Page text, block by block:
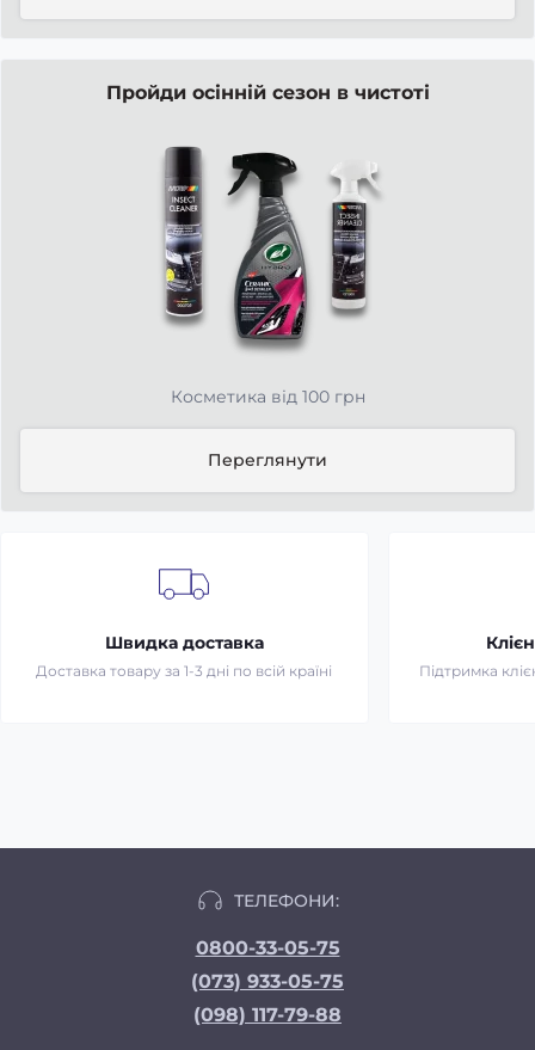
Пройди осінній сезон в чистоті
Косметика від 100 грн
Переглянути
Швидка доставка
Доставка товару за 1-3 дні по всій країні Підтримка
ТЕЛЕФОНИ:
0800-33-05-75
(073) 933-05-75
(098) 117-79-88